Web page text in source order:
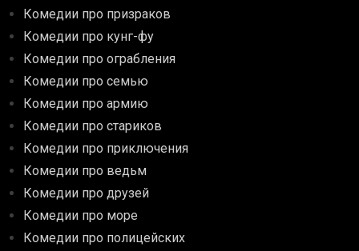
Комедии про призраков
Комедии про кунг-фу
Комедии про ограбления
Комедии про семью
Комедии про армию
Комедии про стариков
Комедии про приключения
Комедии про ведьм
Комедии про друзей
Комедии про море
Комедии про полицейских